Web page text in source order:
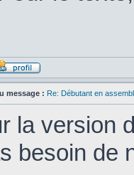
message : Re: Débutant en
la version
besoin de